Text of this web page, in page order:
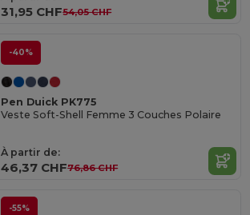
31,95 CHF54,05 CHF
-40%
Pen Duick PK775
Veste Soft-Shell Femme 3 Couches Polaire
À partir de:
46,37 CHF76,86 CHF
-55%